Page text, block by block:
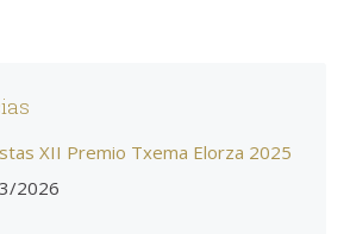
XII Premio Txema Elorza 2025
2026